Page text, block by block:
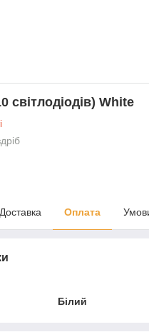
світлодіодів) White
Доставка Оплата
Білий